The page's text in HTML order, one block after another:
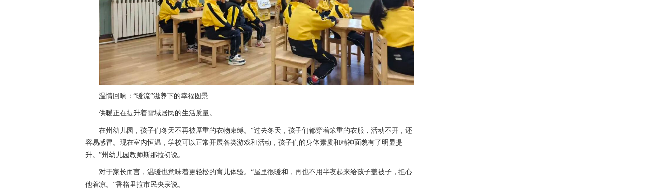
温情回响：“暖流”滋养下的幸福图景
供暖正在提升着雪域居民的生活质量。
在州幼儿园，孩子们冬天不再被厚重的衣物束缚。“过去冬天，孩子们都穿着笨重的衣服，活动不开，还
容易感冒。现在室内恒温，学校可以正常开展各类游戏和活动，孩子们的身体素质和精神面貌有了明显提
升。”州幼儿园教师斯那拉初说。
对于家长而言，温暖也意味着更轻松的育儿体验。“屋里很暖和，再也不用半夜起来给孩子盖被子，担心
他着凉。”香格里拉市民央宗说。